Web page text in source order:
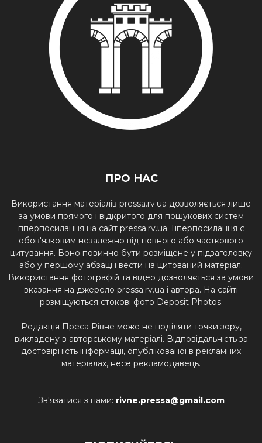
ПРО НАС
Використання матеріалів pressa.rv.ua дозволяється лише
за умови прямого і відкритого для пошукових систем
гіперпосилання на сайт pressa.rv.ua. Гіперпосилання є
обов'язковим незалежно від повного або часткового
цитування. Воно повинно бути розміщене у підзаголовку
або у першому абзаці і вести на цитований матеріал.
Використання фотографій та відео дозволяється за умови
вказання на джерело pressa.rv.ua і автора. На сайті
розміщуються стокові фото Deposit Photos.
Редакція Преса Рівне може не поділяти точки зору,
викладену в авторському матеріалі. Відповідальність за
достовірність інформації, опублікованої в рекламних
матеріалах, несе рекламодавець.
Зв'язатися з нами: rivne.pressa@gmail.com